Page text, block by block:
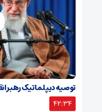
توصیه دیپلماتیک رهبر
42:34